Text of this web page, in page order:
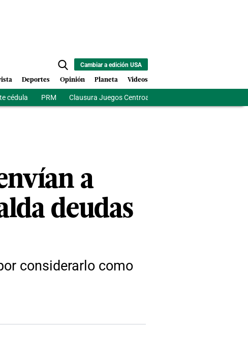
Cambiar a edición USA
Deportes Opinión Planeta Videos
cédula PRM Clausura Juegos Centroamericanos
a
deudas
considerarlo como